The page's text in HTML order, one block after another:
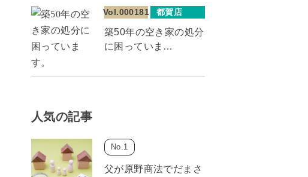
Vol.000181 都賀店
築50年の空き家の処分
に困っていま…
人気の記事
父が原野商法でだまさ